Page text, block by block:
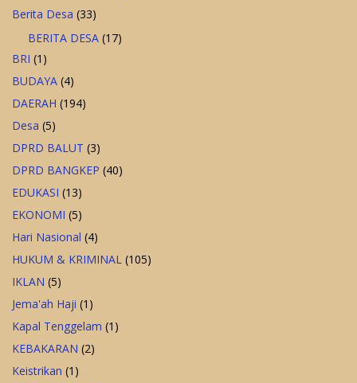
Berita Desa (33)
BERITA DESA (17)
BRI (1)
BUDAYA (4)
DAERAH (194)
Desa (5)
DPRD BALUT (3)
DPRD BANGKEP (40)
EDUKASI (13)
EKONOMI (5)
Hari Nasional (4)
HUKUM & KRIMINAL (105)
IKLAN (5)
Jema'ah Haji (1)
Kapal Tenggelam (1)
KEBAKARAN (2)
Keistrikan (1)